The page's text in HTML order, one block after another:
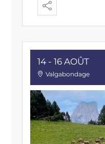
14 - 16 AOÛT
Valgabondage